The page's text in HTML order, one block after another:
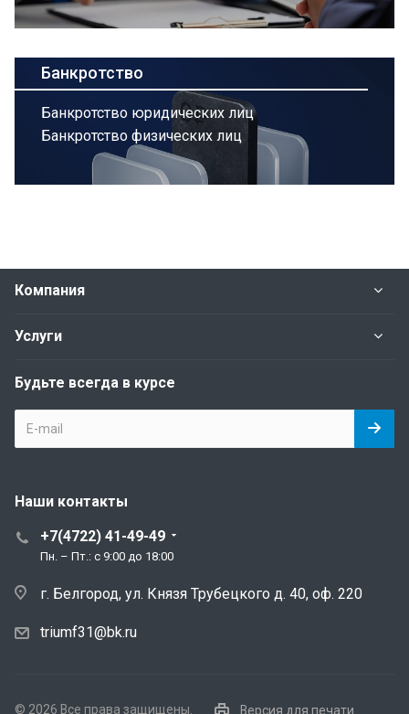
Банкротство
Банкротство юридических лиц
Банкротство физических лиц
Компания
Услуги
Будьте всегда в курсе
Наши контакты
+7(4722) 41-49-49
Пн. – Пт.: с 9:00 до 18:00
г. Белгород, ул. Князя Трубецкого д. 40, оф. 220
triumf31@bk.ru
© 2026 Все права защищены. Версия для печати